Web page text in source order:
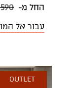
החל מ-
עבור אל
OUTLET